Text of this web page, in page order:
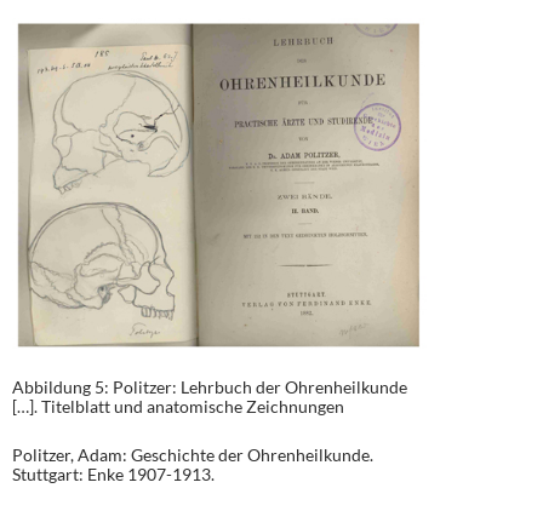
Abbildung 5: Politzer: Lehrbuch der Ohrenheilkunde
[…]. Titelblatt und anatomische Zeichnungen
Politzer, Adam: Geschichte der Ohrenheilkunde.
Stuttgart: Enke 1907-1913.